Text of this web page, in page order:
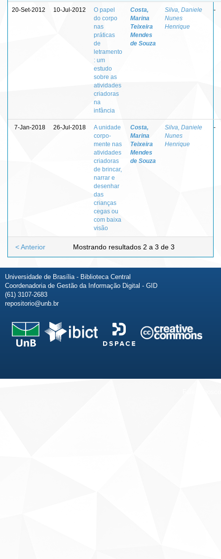
20-Set-2012 10-Jul-2012
O papel
do corpo
nas
práticas
de
letramento
: um
estudo
sobre as
atividades
criadoras
na
infância
Costa,
Marina
Teixeira
Mendes
de Souza
Silva, Daniele
Nunes
Henrique
-
7-Jan-2018 26-Jul-2018
A unidade
corpo-
mente nas
atividades
criadoras
de brincar,
narrar e
desenhar
das
crianças
cegas ou
com baixa
visão
Costa,
Marina
Teixeira
Mendes
de Souza
Silva, Daniele
Nunes
Henrique
-
Mostrando resultados 2 a 3 de 3
< Anterior
Universidade de Brasília - Biblioteca Central
Coordenadoria de Gestão da Informação Digital - GID
(61) 3107-2683
repositorio@unb.br